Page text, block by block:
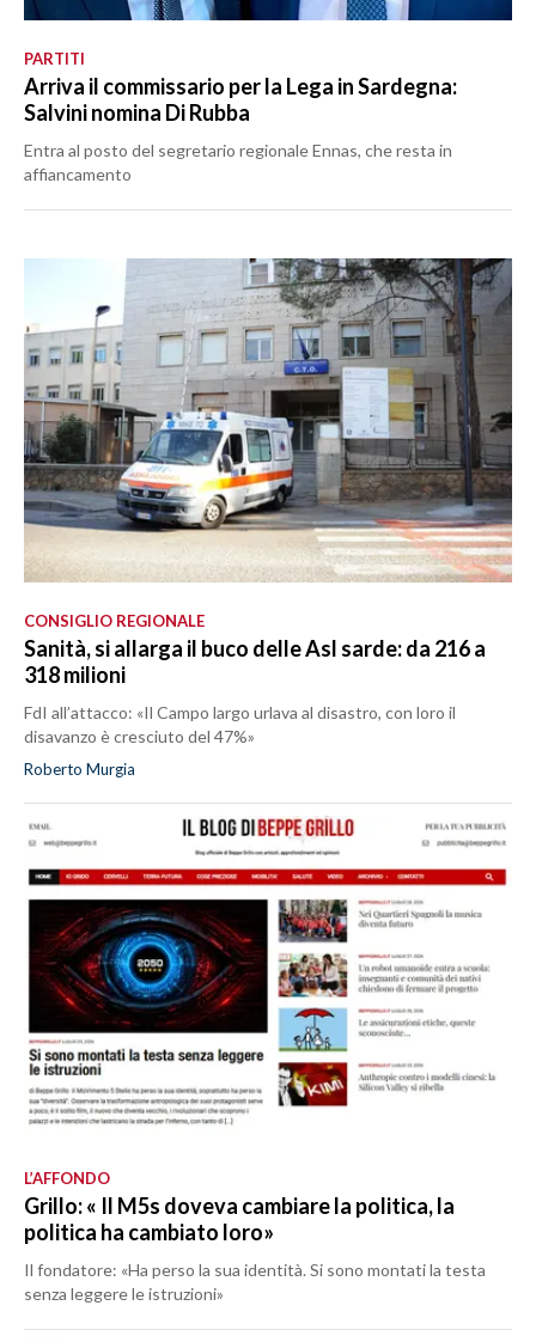
PARTITI
Arriva il commissario per la Lega in Sardegna:
Salvini nomina Di Rubba
Entra al posto del segretario regionale Ennas, che resta in
affiancamento
CONSIGLIO REGIONALE
Sanità, si allarga il buco delle Asl sarde: da 216 a
318 milioni
FdI all’attacco: «Il Campo largo urlava al disastro, con loro il
disavanzo è cresciuto del 47%»
Roberto Murgia
L’AFFONDO
Grillo: « Il M5s doveva cambiare la politica, la
politica ha cambiato loro»
Il fondatore: «Ha perso la sua identità. Si sono montati la testa
senza leggere le istruzioni»